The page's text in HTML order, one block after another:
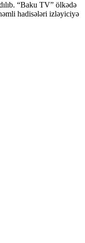
“Baku TV” ölkədə
hadisələri izləyiciyə